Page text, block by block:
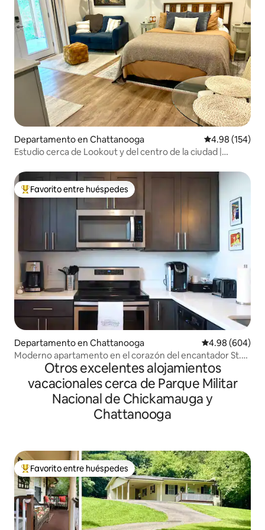
Departamento en Chattanooga Calificación
4.98 (154)
Estudio cerca de Lookout y del centro de la ciudad |
De los mejores en Favorito entre huéspedes
Favorito entre huéspedes
Departamento en Chattanooga Calificación
4.98 (604)
Moderno apartamento en el corazón del encantador St.
Otros excelentes alojamientos
vacacionales cerca de Parque Militar
Nacional de Chickamauga y
Chattanooga
De los mejores en Favorito entre huéspedes
Favorito entre huéspedes